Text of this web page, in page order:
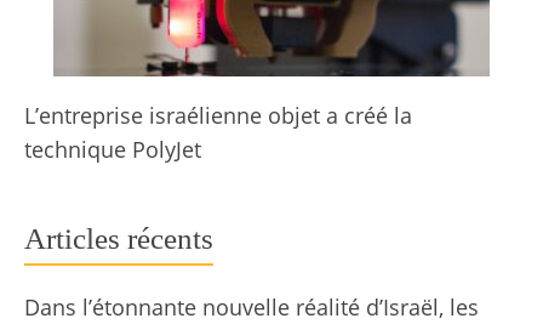
L’entreprise israélienne objet a créé la
technique PolyJet
Articles récents
Dans l’étonnante nouvelle réalité d’Israël, les